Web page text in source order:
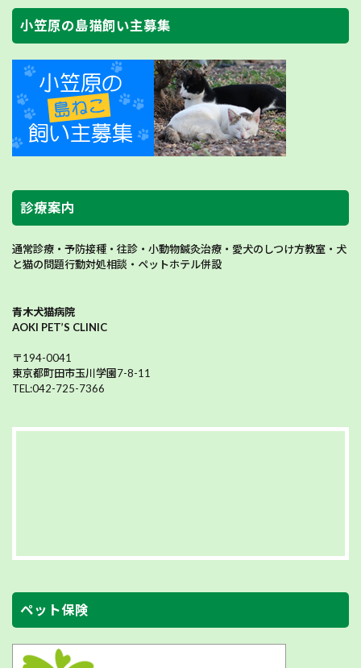
小笠原の島猫飼い主募集
診療案内
通常診療・予防接種・往診・小動物鍼灸治療・愛犬のしつけ方教室・犬
と猫の問題行動対処相談・ペットホテル併設
青木犬猫病院
AOKI PET’S CLINIC
〒194-0041
東京都町田市玉川学園7-8-11
TEL:042-725-7366
ペット保険